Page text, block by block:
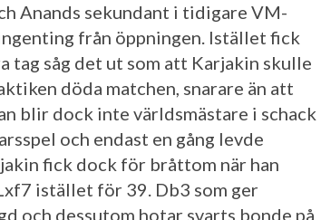
Anands sekundant i tidigare VM-
från öppningen. Istället fick
tag såg det ut som att Karjakin skulle
döda matchen, snarare än att
blir dock inte världsmästare i schack
och endast en gång levde
fick dock för bråttom när han
istället för 39. Db3 som ger
och dessutom hotar svarts bonde på